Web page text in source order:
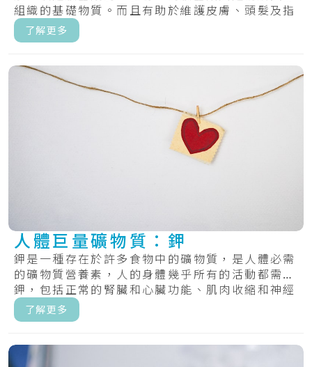
組織的基礎物質。而且有助於維護皮膚、頭髮及指
甲的.....
了解更多
人體巨量礦物質：鉀
鉀是一種存在於許多食物中的礦物質，是人體必需
的礦物質營養素，人的身體幾乎所有的活動都需要
鉀，包括正常的腎臟和心臟功能、肌肉收縮和神經
傳遞...
了解更多